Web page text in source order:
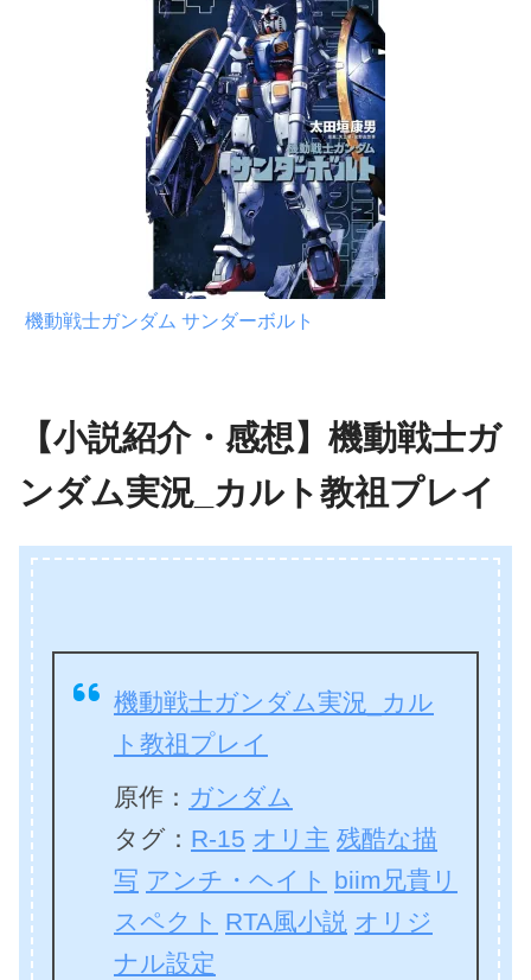
機動戦士ガンダム サンダーボルト
【小説紹介・感想】機動戦士ガ
ンダム実況_カルト教祖プレイ
機動戦士ガンダム実況_カル
ト教祖プレイ
原作： ガンダム
タグ： R-15 オリ主 残酷な描
写 アンチ・ヘイト biim兄貴リ
スペクト RTA風小説 オリジ
ナル設定